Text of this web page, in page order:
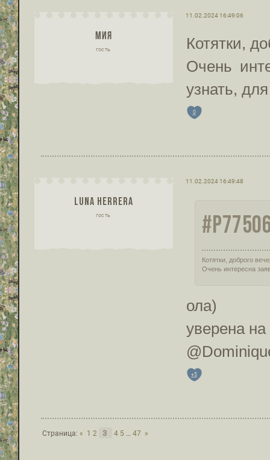
11.02.2024 16:49:06
МИЯ
гость
Котятки,
Очень
узнать,
0
11.02.2024 16:49:48
LUNA HERRERA
гость
Котятки, доброго
Очень интересна
ола)
уверена на
+5
Страница: « 1 2 3 4 5 … 47 »